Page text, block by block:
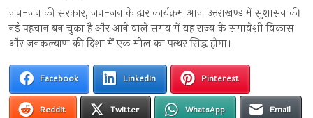
जन-जन की सरकार, जन-जन के द्वार कार्यक्रम आज उत्तराखण्ड में सुशासन की
नई पहचान बन चुका है और आने वाले समय में यह राज्य के समावेशी विकास
और जनकल्याण की दिशा में एक मील का पत्थर सिद्ध होगा।
Facebook LinkedIn Pinterest
Reddit Twitter WhatsApp Email